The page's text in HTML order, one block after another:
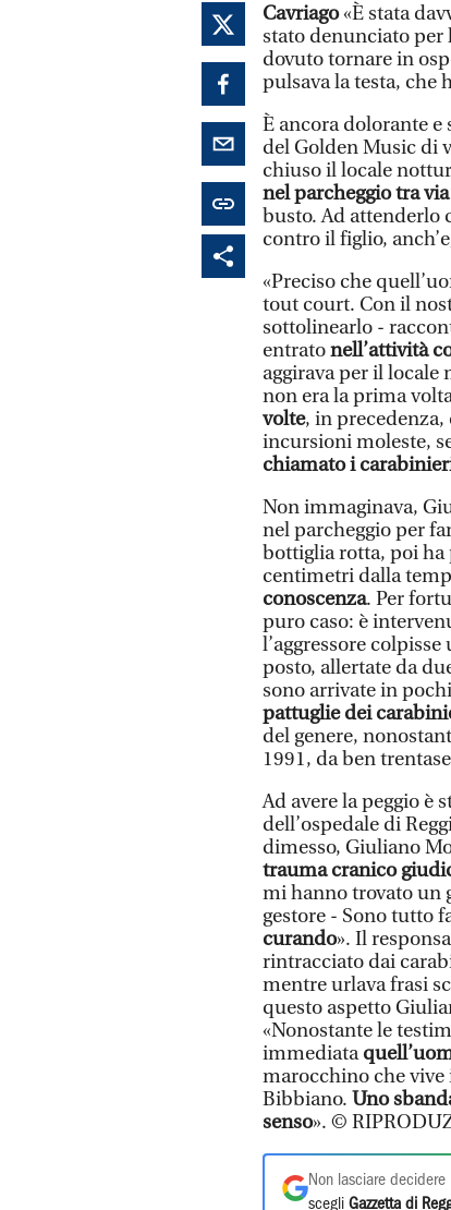
Cavriago«È stata
stato denunciato per
dovuto tornare in
pulsava la testa, che
È ancora dolorante e
del Golden Music di
chiuso il locale
nel parcheggio tra
busto. Ad attenderlo
contro il figlio,
«Preciso che
tout court. Con il
sottolinearlo -
entratonell’attività
aggirava per il locale
non era la prima
volte, in
incursioni moleste,
chiamato i
Non immaginava,
nel parcheggio per
bottiglia rotta, poi ha
centimetri dalla
conoscenza. Per
puro caso: è
l’aggressore
posto, allertate da
sono arrivate in
pattuglie dei
del genere,
1991, da ben
Ad avere la peggio è
dell’ospedale di
dimesso, Giuliano
trauma cranico
mi hanno trovato un
gestore - Sono tutto
curando». Il
rintracciato dai
mentre urlava frasi
questo aspetto
«Nonostante le
immediata
marocchino che vive
Bibbiano. Uno
senso». ©
Non lasciare decidere
scegli Gazzetta di